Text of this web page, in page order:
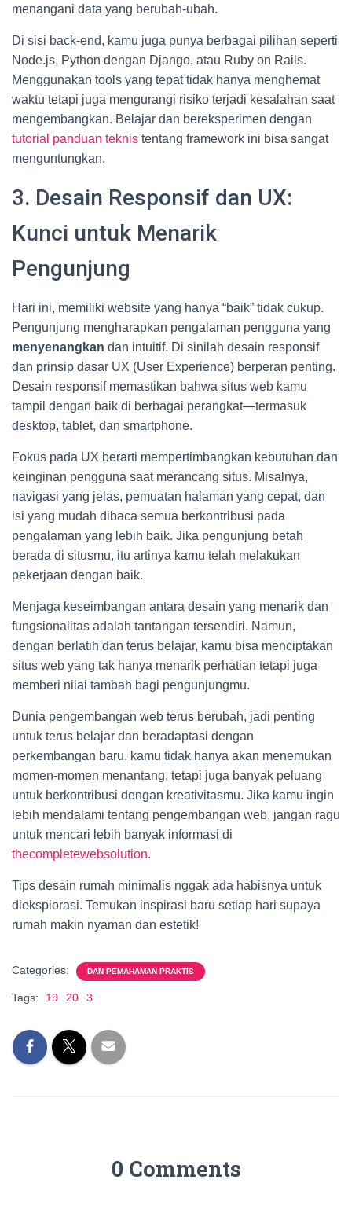
menangani data yang berubah-ubah.
Di sisi back-end, kamu juga punya berbagai pilihan seperti
Node.js, Python dengan Django, atau Ruby on Rails.
Menggunakan tools yang tepat tidak hanya menghemat
waktu tetapi juga mengurangi risiko terjadi kesalahan saat
mengembangkan. Belajar dan bereksperimen dengan
tutorial panduan teknis tentang framework ini bisa sangat
menguntungkan.
3. Desain Responsif dan UX:
Kunci untuk Menarik
Pengunjung
Hari ini, memiliki website yang hanya “baik” tidak cukup.
Pengunjung mengharapkan pengalaman pengguna yang
menyenangkan dan intuitif. Di sinilah desain responsif
dan prinsip dasar UX (User Experience) berperan penting.
Desain responsif memastikan bahwa situs web kamu
tampil dengan baik di berbagai perangkat—termasuk
desktop, tablet, dan smartphone.
Fokus pada UX berarti mempertimbangkan kebutuhan dan
keinginan pengguna saat merancang situs. Misalnya,
navigasi yang jelas, pemuatan halaman yang cepat, dan
isi yang mudah dibaca semua berkontribusi pada
pengalaman yang lebih baik. Jika pengunjung betah
berada di situsmu, itu artinya kamu telah melakukan
pekerjaan dengan baik.
Menjaga keseimbangan antara desain yang menarik dan
fungsionalitas adalah tantangan tersendiri. Namun,
dengan berlatih dan terus belajar, kamu bisa menciptakan
situs web yang tak hanya menarik perhatian tetapi juga
memberi nilai tambah bagi pengunjungmu.
Dunia pengembangan web terus berubah, jadi penting
untuk terus belajar dan beradaptasi dengan
perkembangan baru. kamu tidak hanya akan menemukan
momen-momen menantang, tetapi juga banyak peluang
untuk berkontribusi dengan kreativitasmu. Jika kamu ingin
lebih mendalami tentang pengembangan web, jangan ragu
untuk mencari lebih banyak informasi di
thecompletewebsolution.
Tips desain rumah minimalis nggak ada habisnya untuk
dieksplorasi. Temukan inspirasi baru setiap hari supaya
rumah makin nyaman dan estetik!
Categories: DAN PEMAHAMAN PRAKTIS
Tags: 19 20 3
0 Comments